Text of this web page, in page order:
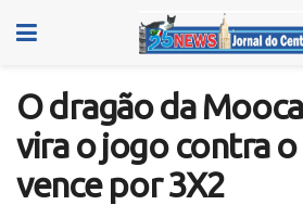
O dragão da
vira o jogo contra o
vence por 3X2